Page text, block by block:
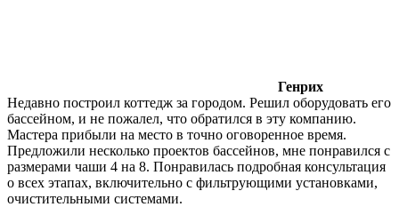
Генрих
Недавно построил коттедж за городом. Решил оборудовать его
бассейном, и не пожалел, что обратился в эту компанию.
Мастера прибыли на место в точно оговоренное время.
Предложили несколько проектов бассейнов, мне понравился с
размерами чаши 4 на 8. Понравилась подробная консультация
о всех этапах, включительно с фильтрующими установками,
очистительными системами.